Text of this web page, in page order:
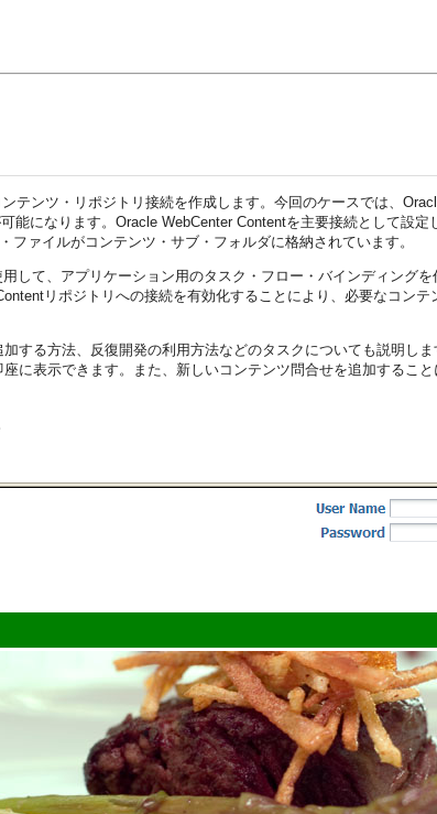
テンツ・リポジトリ接続を作成します。今回のケースでは、
になります。Oracle WebCenter Contentを主要接続として設
ファイルがコンテンツ・サブ・フォルダに格納されています。
して、アプリケーション用のタスク・フロー・バインディングを
リポジトリへの接続を有効化することにより、必要なコン
する方法、
反復開発の利用方法などのタスクについても説明し
に表示できます。また、新しいコンテンツ問合せを追加するこ